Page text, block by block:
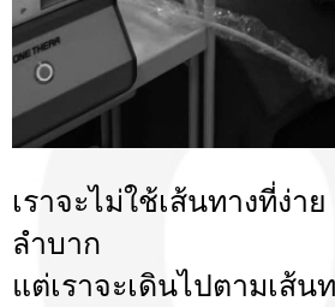
เราจะไม่ใช้เส้นทางที่ง่า
ลำบาก
แต่เราจะเดินไปตามเส้น